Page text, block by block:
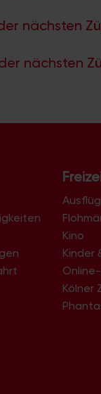
nächsten
nächsten
Kino
Kinder
Kölner